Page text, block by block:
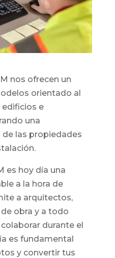
nos ofrecen un
orientado al
edificios e
una
las propiedades
es hoy día una
a la hora de
a arquitectos,
obra y a todo
durante el
es fundamental
y convertir tus